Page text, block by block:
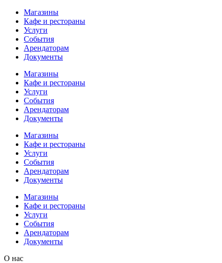
Магазины
Кафе и рестораны
Услуги
События
Арендаторам
Документы
Магазины
Кафе и рестораны
Услуги
События
Арендаторам
Документы
Магазины
Кафе и рестораны
Услуги
События
Арендаторам
Документы
Магазины
Кафе и рестораны
Услуги
События
Арендаторам
Документы
О нас